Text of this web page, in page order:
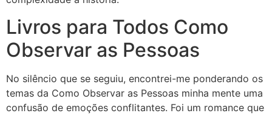
Livros para Todos Como
Observar as Pessoas
No silêncio que se seguiu, encontrei-me ponderando os
temas da Como Observar as Pessoas minha mente uma
confusão de emoções conflitantes. Foi um romance que